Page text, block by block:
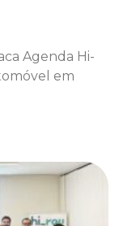
Agenda Hi-
em